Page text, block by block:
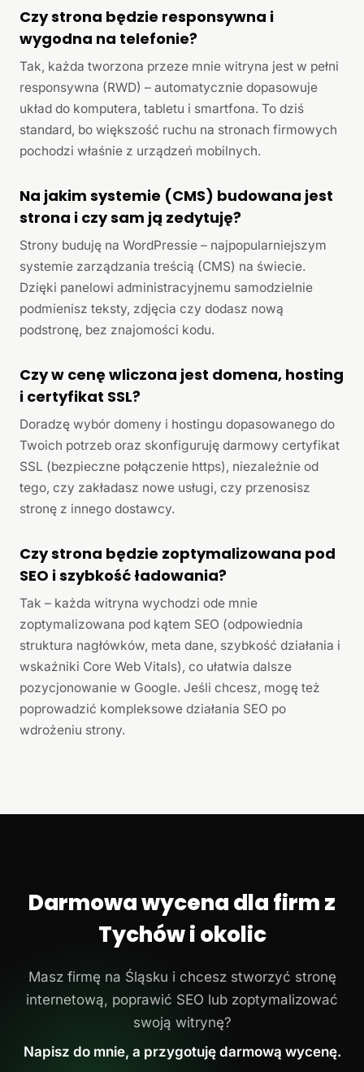
Czy strona będzie responsywna i
wygodna na telefonie?
Tak, każda tworzona przeze mnie witryna jest w pełni
responsywna (RWD) – automatycznie dopasowuje
układ do komputera, tabletu i smartfona. To dziś
standard, bo większość ruchu na stronach firmowych
pochodzi właśnie z urządzeń mobilnych.
Na jakim systemie (CMS) budowana jest
strona i czy sam ją zedytuję?
Strony buduję na WordPressie – najpopularniejszym
systemie zarządzania treścią (CMS) na świecie.
Dzięki panelowi administracyjnemu samodzielnie
podmienisz teksty, zdjęcia czy dodasz nową
podstronę, bez znajomości kodu.
Czy w cenę wliczona jest domena, hosting
i certyfikat SSL?
Doradzę wybór domeny i hostingu dopasowanego do
Twoich potrzeb oraz skonfiguruję darmowy certyfikat
SSL (bezpieczne połączenie https), niezależnie od
tego, czy zakładasz nowe usługi, czy przenosisz
stronę z innego dostawcy.
Czy strona będzie zoptymalizowana pod
SEO i szybkość ładowania?
Tak – każda witryna wychodzi ode mnie
zoptymalizowana pod kątem SEO (odpowiednia
struktura nagłówków, meta dane, szybkość działania i
wskaźniki Core Web Vitals), co ułatwia dalsze
pozycjonowanie w Google. Jeśli chcesz, mogę też
poprowadzić kompleksowe działania SEO po
wdrożeniu strony.
Darmowa wycena dla firm z
Tychów i okolic
Masz firmę na Śląsku i chcesz stworzyć stronę
internetową, poprawić SEO lub zoptymalizować
swoją witrynę?
Napisz do mnie, a przygotuję darmową wycenę.